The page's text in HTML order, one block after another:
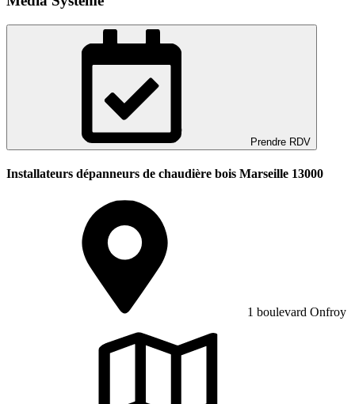
Prendre RDV
Installateurs dépanneurs de chaudière bois Marseille 13000
1 boulevard Onfroy